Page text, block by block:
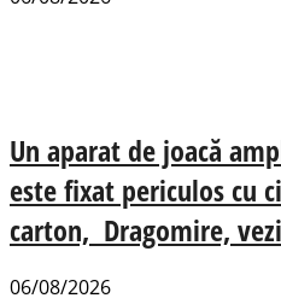
Un aparat de joacă
este fixat periculos cu
carton, Dragomire,
06/08/2026